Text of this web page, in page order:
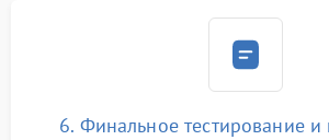
6. Финальное тестирование и